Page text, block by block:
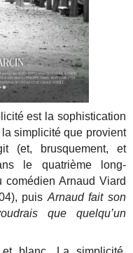
est la sophistication
simplicité que provient
(et, brusquement, et
le quatrième long-
comédien Arnaud Viard
puis Arnaud fait son
que quelqu’un